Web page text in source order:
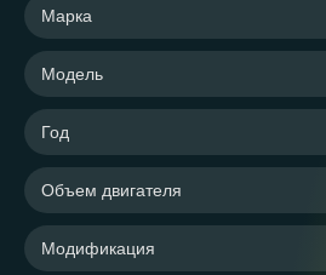
Марка
Модель
Год
Объем двигателя
Модификация